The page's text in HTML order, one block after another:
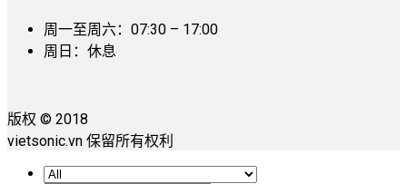
周一至周六：07:30 – 17:00
周日：休息
版权 © 2018
vietsonic.vn 保留所有权利